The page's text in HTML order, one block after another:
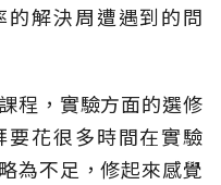
解決周遭遇到的問
程，實驗方面的選修
花很多時間在實驗
為不足，修起來感覺